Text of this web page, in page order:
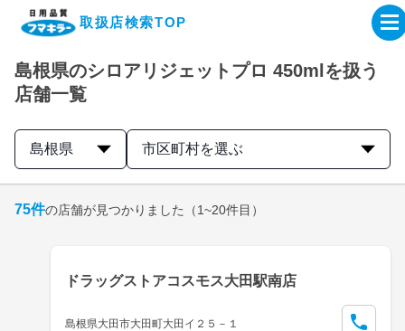
取扱店検索TOP
企業・IR情報サイト
製品情報サイト
取扱店検索はこちら
島根県のシロアリジェットプロ 450mlを扱う
店舗一覧
島根県 市区町村を選ぶ
75件の店舗が見つかりました （1~20件目）
ドラッグストアコスモス大田駅南店
島根県大田市大田町大田イ２５－１